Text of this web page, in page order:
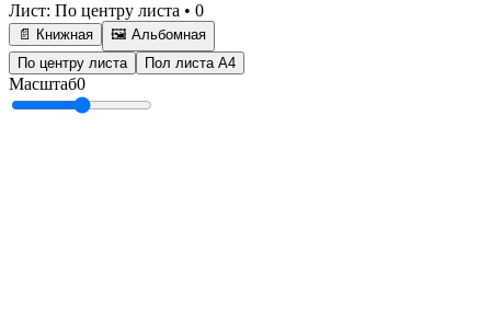
Лист: По центру листа • 0
📄 Книжная
🖼️ Альбомная
По центру листа
Пол листа А4
Масштаб0